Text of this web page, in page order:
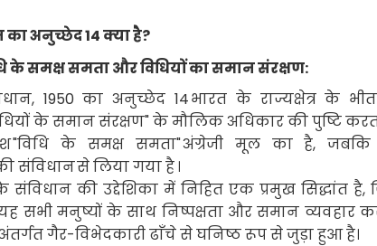
का अनुच्छेद14क्या है?
के समक्ष समता और विधियों का समान संरक्षण:
, 1950का अनुच्छेद 14भारत के राज्यक्षेत्र के
के समान संरक्षण" के मौलिक अधिकार की पुष्टि
"विधि के समक्ष समता"अंग्रेजी मूल का है,जबकि
संविधानसे लिया गया है।
की उद्देशिका में निहित एक प्रमुख सिद्धांत है,
सभी मनुष्यों के साथ निष्पक्षता और समान व्यवहार
गैर-विभेदकारीढाँचे से घनिष्ठ रूप से जुड़ा हुआ है।